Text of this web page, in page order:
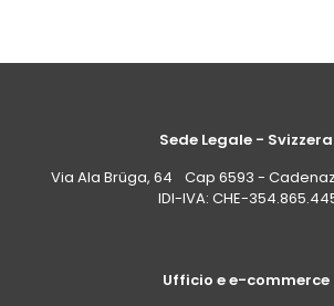
Sede Legale - Svizzera
Via Ala Brüga, 64 Cap 6593 -
IDI-IVA: CHE-
Ufficio e e-commerce